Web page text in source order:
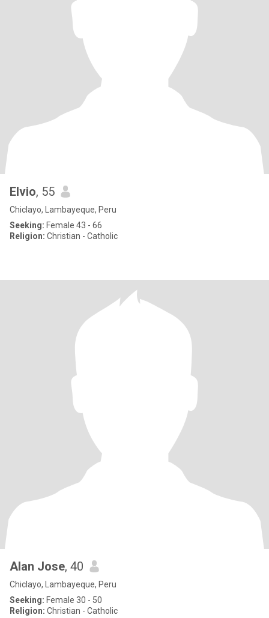
Elvio, 55
Chiclayo, Lambayeque, Peru
Seeking: Female 43 - 66
Religion: Christian - Catholic
Alan Jose, 40
Chiclayo, Lambayeque, Peru
Seeking: Female 30 - 50
Religion: Christian - Catholic